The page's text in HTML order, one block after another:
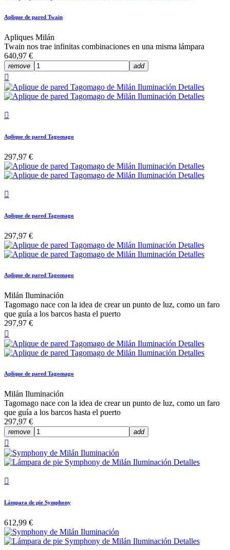
Aplique de pared Twain
Apliques Milán
Twain nos trae infinitas combinaciones en una misma lámpara
640,97 €
remove add


Aplique de pared Tagomago
297,97 €

Aplique de pared Tagomago
297,97 €
Aplique de pared Tagomago
Milán Iluminación
Tagomago nace con la idea de crear un punto de luz, como un faro
que guía a los barcos hasta el puerto
297,97 €

Aplique de pared Tagomago
Milán Iluminación
Tagomago nace con la idea de crear un punto de luz, como un faro
que guía a los barcos hasta el puerto
297,97 €
remove add


Lámpara de pie Symphony
612,99 €